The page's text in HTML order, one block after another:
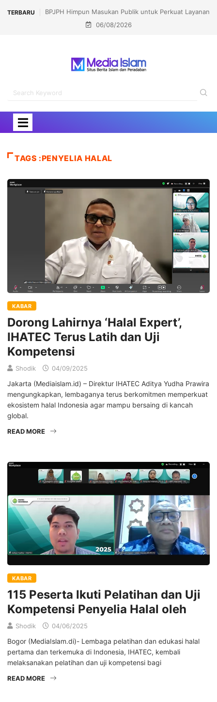
TERBARU
BPJPH Himpun Masukan Publik untuk Perkuat Layanan
Halal
Ikhsan
06/08/2026
TAGS :PENYELIA HALAL
KABAR
Dorong Lahirnya ‘Halal Expert’,
IHATEC Terus Latih dan Uji
Kompetensi
Shodik 04/09/2025
Jakarta (Mediaislam.id) – Direktur IHATEC Aditya Yudha Prawira
mengungkapkan, lembaganya terus berkomitmen memperkuat
ekosistem halal Indonesia agar mampu bersaing di kancah
global.
READ MORE
KABAR
115 Peserta Ikuti Pelatihan dan Uji
Kompetensi Penyelia Halal oleh
Shodik 04/06/2025
Bogor (MediaIslam.di)- Lembaga pelatihan dan edukasi halal
pertama dan terkemuka di Indonesia, IHATEC, kembali
melaksanakan pelatihan dan uji kompetensi bagi
READ MORE